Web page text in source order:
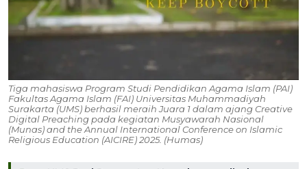
Tiga mahasiswa Program Studi Pendidikan Agama Islam (PAI)
Fakultas Agama Islam (FAI) Universitas Muhammadiyah
Surakarta (UMS) berhasil meraih Juara 1 dalam ajang Creative
Digital Preaching pada kegiatan Musyawarah Nasional
(Munas) and the Annual International Conference on Islamic
Religious Education (AICIRE) 2025. (Humas)